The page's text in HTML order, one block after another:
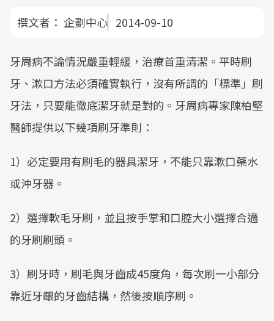
撰文者： 企劃中心 2014-09-10
牙周病不論情況嚴重輕緩，治療首重清潔。平時刷
牙、漱口方法必須確實執行，沒有所謂的「標準」刷
牙法，只要能徹底潔牙就是對的。牙周病專家陳柏堅
醫師提供以下幾項刷牙準則：
1）必定要用有刷毛的器具潔牙，不能只靠漱口藥水
或沖牙器。
2）選擇軟毛牙刷，並且按手掌和口腔大小選擇合適
的牙刷刷頭。
3）刷牙時，刷毛與牙齒成45度角，每次刷一小部分
靠近牙齦的牙齒結構，然後按順序刷。